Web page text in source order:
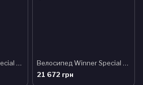
Велосипед Winner Special 27.5 2022 15 синий
Велосипед Winner Special 27.5 2023 15 коричневый
21 672 грн